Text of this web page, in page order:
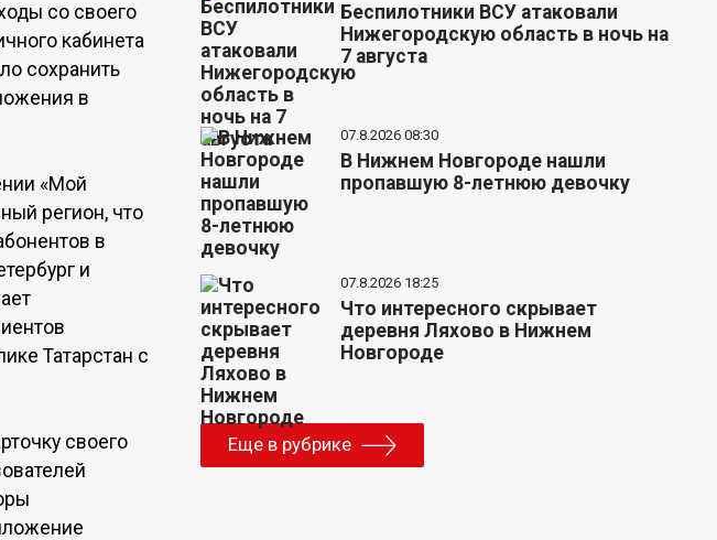
со своего
кабинета
сохранить
в
«Мой
регион, что
в
и
Татарстан с
своего
Беспилотники ВСУ атаковали
Нижегородскую область в ночь на
7 августа
07.8.2026 08:30
В Нижнем Новгороде нашли
пропавшую 8-летнюю девочку
07.8.2026 18:25
Что интересного скрывает
деревня Ляхово в Нижнем
Новгороде
Еще в рубрике